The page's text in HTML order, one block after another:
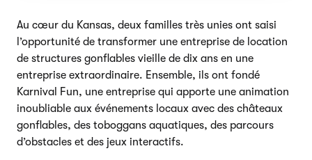
Au cœur du Kansas, deux familles très unies ont saisi
l’opportunité de transformer une entreprise de location
de structures gonflables vieille de dix ans en une
entreprise extraordinaire. Ensemble, ils ont fondé
Karnival Fun, une entreprise qui apporte une animation
inoubliable aux événements locaux avec des châteaux
gonflables, des toboggans aquatiques, des parcours
d’obstacles et des jeux interactifs.